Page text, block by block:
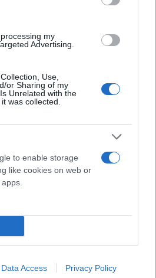
my
Advertising.
Use,
or Sharing of my
Unrelated with the
was collected.
to enable storage
like cookies on web or
Data Access Privacy Policy
για το τροχαίο στις
την προσοχή του